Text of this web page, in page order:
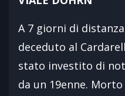
A 7 giorni di
deceduto al
stato investito di
da un 19enne. Morto